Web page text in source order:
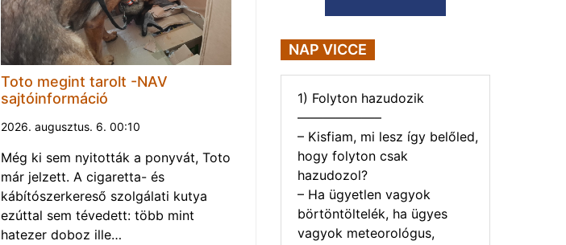
Toto megint tarolt -NAV
sajtóinformáció
2026. augusztus. 6. 00:10
Még ki sem nyitották a ponyvát, Toto
már jelzett. A cigaretta- és
kábítószerkereső szolgálati kutya
ezúttal sem tévedett: több mint
hatezer doboz ille…
NAP VICCE
1) Folyton hazudozik
——————–
– Kisfiam, mi lesz így belőled,
hogy folyton csak
hazudozol?
– Ha ügyetlen vagyok
börtöntöltelék, ha ügyes
vagyok meteorológus,